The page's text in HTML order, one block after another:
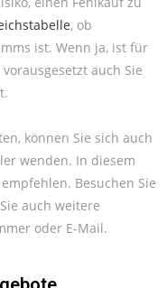
, ob
ist. Wenn ja, ist für
auch Sie
können Sie sich auch
wenden. In diesem
Besuchen Sie
auch weitere
oder E-Mail.